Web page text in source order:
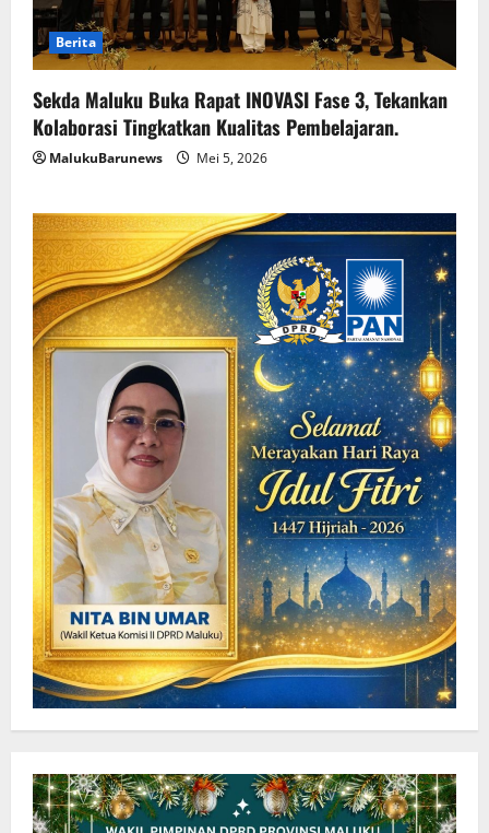
Berita
Sekda Maluku Buka Rapat INOVASI Fase 3, Tekankan
Kolaborasi Tingkatkan Kualitas Pembelajaran.
MalukuBarunews Mei 5, 2026